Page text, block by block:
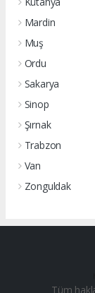
Mardin
Muş
Ordu
Sakarya
Sinop
Şırnak
Trabzon
Van
Zonguldak
Tüm